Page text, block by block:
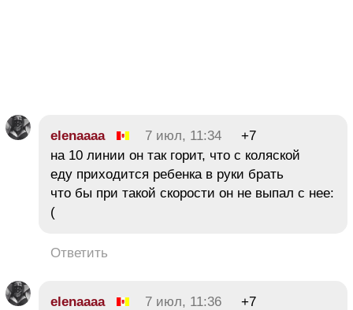
elenaaaa 7 июл, 11:34
+7
на 10 линии он так горит, что с коляской
еду приходится ребенка в руки брать
что бы при такой скорости он не выпал с нее:
(
Ответить
elenaaaa 7 июл, 11:36
+7